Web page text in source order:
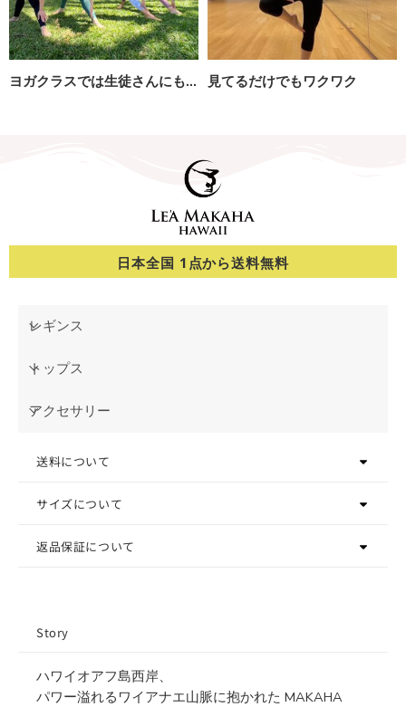
ヨガクラスでは生徒さんにも好評！ 見てるだけでもワクワク
日本全国 1点から送料無料
レギンス
トップス
アクセサリー
送料について
サイズについて
返品保証について
Story
ハワイオアフ島西岸、
パワー溢れるワイアナエ山脈に抱かれた MAKAHA